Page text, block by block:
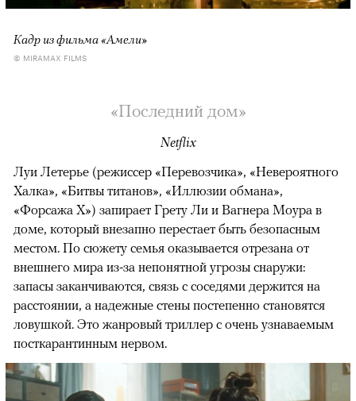
Кадр из фильма «Амели»
© MIRAMAX FILMS
«Последний дом»
Netflix
Луи Летерье (режиссер «Перевозчика», «Невероятного
Халка», «Битвы титанов», «Иллюзии обмана»,
«Форсажа X») запирает Грету Ли и Вагнера Моура в
доме, который внезапно перестает быть безопасным
местом. По сюжету семья оказывается отрезана от
внешнего мира из-за непонятной угрозы снаружи:
запасы заканчиваются, связь с соседями держится на
расстоянии, а надежные стены постепенно становятся
ловушкой. Это жанровый триллер с очень узнаваемым
посткарантинным нервом.